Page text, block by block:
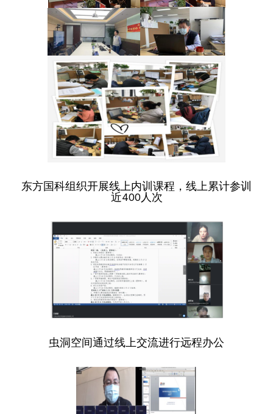
东方国科组织开展线上内训课程，线上累计参训
近400人次
虫洞空间通过线上交流进行远程办公